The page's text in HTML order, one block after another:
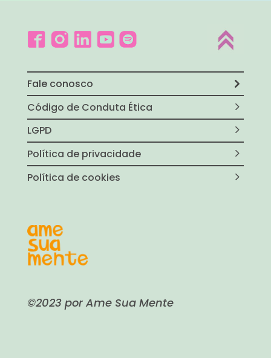
Fale conosco
Código de Conduta Ética
LGPD
Política de privacidade
Política de cookies
©2023 por Ame Sua Mente